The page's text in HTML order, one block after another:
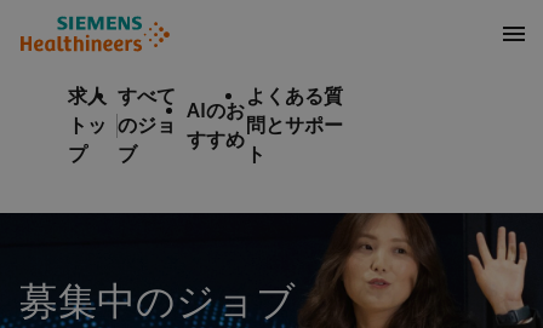
ンツへスキップ
ーへスキップ
求人
トッ
プ
すべて
のジョ
ブ
AIのお
すすめ
よくある質
問とサポー
ト
募集中のジョブ